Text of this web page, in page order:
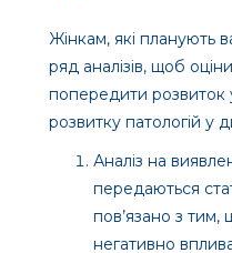
Жінкам, які планують
ряд аналізів, щоб
попередити розвиток
розвитку патологій у
Аналіз на
передаються
пов’язано з тим,
негативно